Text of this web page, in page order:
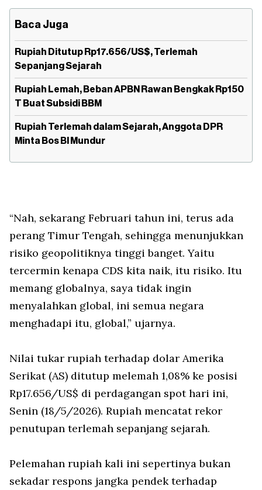
Baca Juga
Rupiah Ditutup Rp17.656/US$, Terlemah
Sepanjang Sejarah
Rupiah Lemah, Beban APBN Rawan Bengkak Rp150
T Buat Subsidi BBM
Rupiah Terlemah dalam Sejarah, Anggota DPR
Minta Bos BI Mundur
“Nah, sekarang Februari tahun ini, terus ada
perang Timur Tengah, sehingga menunjukkan
risiko geopolitiknya tinggi banget. Yaitu
tercermin kenapa CDS kita naik, itu risiko. Itu
memang globalnya, saya tidak ingin
menyalahkan global, ini semua negara
menghadapi itu, global,” ujarnya.
Nilai tukar rupiah terhadap dolar Amerika
Serikat (AS) ditutup melemah 1,08% ke posisi
Rp17.656/US$ di perdagangan spothari ini,
Senin (18/5/2026). Rupiah mencatat rekor
penutupan terlemah sepanjang sejarah.
Pelemahan rupiah kali ini sepertinya bukan
sekadar respons jangka pendek terhadap